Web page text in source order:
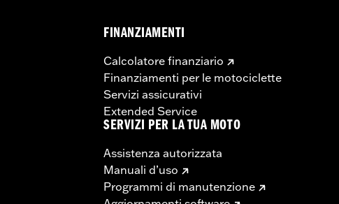
FINANZIAMENTI
Calcolatore finanziario
Finanziamenti per le motociclette
Servizi assicurativi
Extended Service
SERVIZI PER LA TUA MOTO
Assistenza autorizzata
Manuali d’uso
Programmi di manutenzione